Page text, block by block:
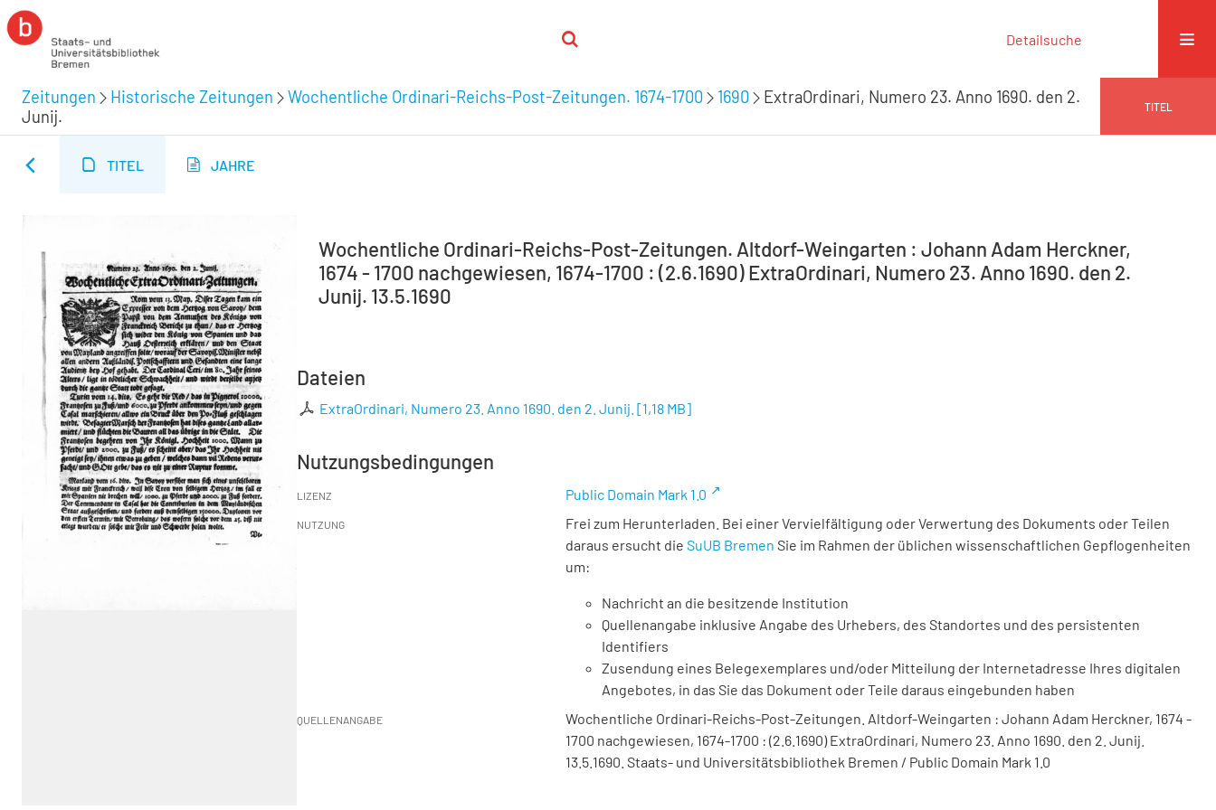
Detailsuche
Zeitungen Historische Zeitungen Wochentliche Ordinari-Reichs-Post-Zeitungen. 1674-1700 1690
ExtraOrdinari, Numero 23. Anno 1690. den 2.
Junij.
TITEL
TITEL JAHRE
Wochentliche Ordinari-Reichs-Post-Zeitungen. Altdorf-Weingarten : Johann Adam Herckner,
1674 - 1700 nachgewiesen, 1674-1700 : (2.6.1690) ExtraOrdinari, Numero 23. Anno 1690. den 2.
Junij. 13.5.1690
Dateien
ExtraOrdinari, Numero 23. Anno 1690. den 2. Junij. [1,18 MB]
Nutzungsbedingungen
LIZENZ Public Domain Mark 1.0
NUTZUNG
Frei zum Herunterladen. Bei einer Vervielfältigung oder Verwertung des Dokuments oder Teilen
daraus ersucht die SuUB Bremen Sie im Rahmen der üblichen wissenschaftlichen Gepflogenheiten
um:
Nachricht an die besitzende Institution
Quellenangabe inklusive Angabe des Urhebers, des Standortes und des persistenten
Identifiers
Zusendung eines Belegexemplares und/oder Mitteilung der Internetadresse Ihres digitalen
Angebotes, in das Sie das Dokument oder Teile daraus eingebunden haben
QUELLENANGABE
Wochentliche Ordinari-Reichs-Post-Zeitungen. Altdorf-Weingarten : Johann Adam Herckner, 1674 -
1700 nachgewiesen, 1674-1700 : (2.6.1690) ExtraOrdinari, Numero 23. Anno 1690. den 2. Junij.
13.5.1690. Staats- und Universitätsbibliothek Bremen / Public Domain Mark 1.0